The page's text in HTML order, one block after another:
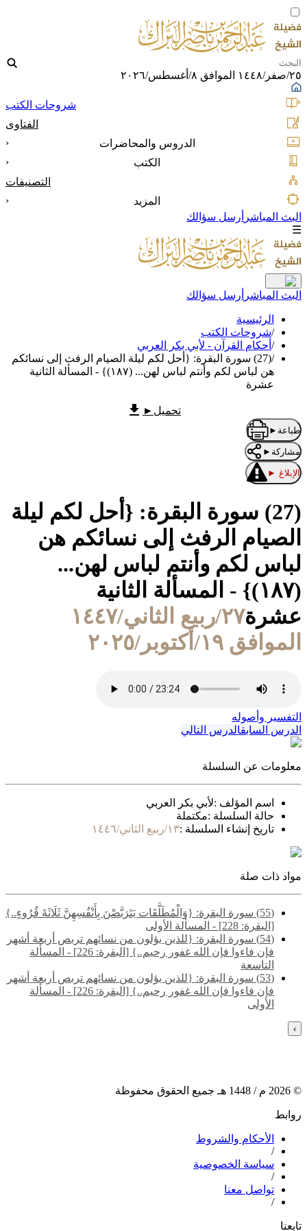
٢٥/صفر/١٤٤٨ الموافق ٨/أغسطس/٢٠٢٦
شروحات الكتب
الفتاوى
الدروس والمحاضرات
‹
الكتب
‹
التصنيفات
المزيد
‹
البث المباشر أرسل سؤالك
☰
البث المباشر أرسل سؤالك
الرئيسية
/شروحات الكتب
/ أحكام القرآن - لأبي بكر العربي
/
(27) سورة البقرة: {أحل لكم ليلة الصيام الرفث إلى نسائكم
هن لباس لكم وأنتم لباس لهن... (١٨٧)} - المسألة الثانية
عشرة
تحميل ►
طباعة ►
مشاركة ►
الإبلاغ ►
(27) سورة البقرة: {أحل لكم ليلة
الصيام الرفث إلى نسائكم هن
لباس لكم وأنتم لباس لهن...
(١٨٧)} - المسألة الثانية
عشرة
٢٧/ربيع الثاني/١٤٤٧
الموافق ١٩/أكتوبر/٢٠٢٥
التفسير وأصوله
الدرس السابقالدرس التالي
معلومات عن السلسلة
اسم المؤلف :لأبي بكر العربي
حالة السلسلة :مكتملة
تاريخ إنشاء السلسلة :١٣/ربيع الثاني/١٤٤٦
مواد ذات صلة
(55) سورة البقرة: {وَالْمُطَلَّقَات يَتَرَبَّصْنَ بِأَنْفُسِهِنَّ ثَلَاثَةَ قُرُوءٍ..}
[البقرة: 228] - المسألة الأولى
(54) سورة البقرة: {للذين يؤلون من نسائهم تربص أربعة أشهر
فإن فاءوا فإن الله غفور رحيم..} [البقرة: 226] - المسألة
التاسعة
(53) سورة البقرة: {للذين يؤلون من نسائهم تربص أربعة أشهر
فإن فاءوا فإن الله غفور رحيم..} [البقرة: 226] - المسألة
الأولى
›
©
2026 م / 1448 هـ جميع الحقوق محفوظة
روابط
الأحكام والشروط
/
سياسة الخصوصية
/
تواصل معنا
/
تابعنا